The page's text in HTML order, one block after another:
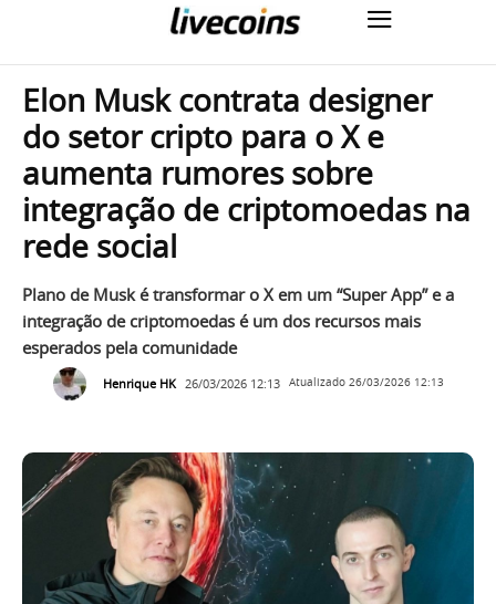
Elon Musk contrata designer
do setor cripto para o X e
aumenta rumores sobre
integração de criptomoedas na
rede social
Plano de Musk é transformar o X em um “Super App” e a
integração de criptomoedas é um dos recursos mais
esperados pela comunidade
Henrique HK 26/03/2026 12:13 Atualizado 26/03/2026 12:13